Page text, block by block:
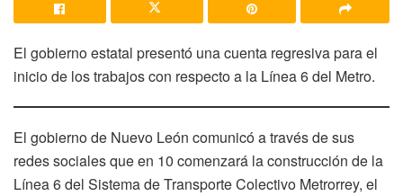
El gobierno estatal presentó una cuenta regresiva para el
inicio de los trabajos con respecto a la Línea 6 del Metro.
El gobierno de Nuevo León comunicó a través de sus
redes sociales que en 10 comenzará la construcción de la
Línea 6 del Sistema de Transporte Colectivo Metrorrey, el